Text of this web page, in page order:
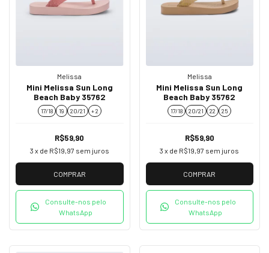
Melissa
Mini Melissa Sun Long
Beach Baby 35762
17/18 19 20/21 + 2
R$59,90
3 x de R$19,97 sem juros
COMPRAR
Consulte-nos pelo
WhatsApp
Melissa
Mini Melissa Sun Long
Beach Baby 35762
17/18 20/21 22 25
R$59,90
3 x de R$19,97 sem juros
COMPRAR
Consulte-nos pelo
WhatsApp